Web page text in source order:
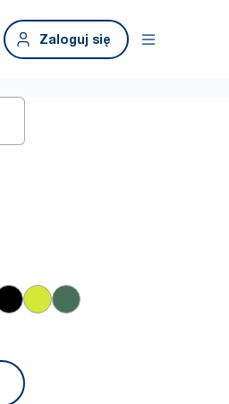
Zaloguj się